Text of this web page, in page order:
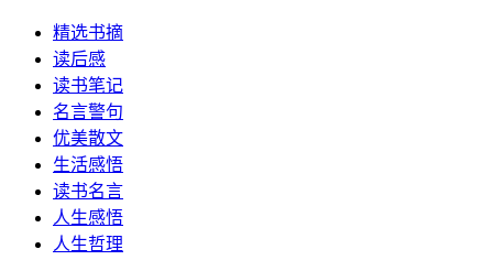
精选书摘
读后感
读书笔记
名言警句
优美散文
生活感悟
读书名言
人生感悟
人生哲理